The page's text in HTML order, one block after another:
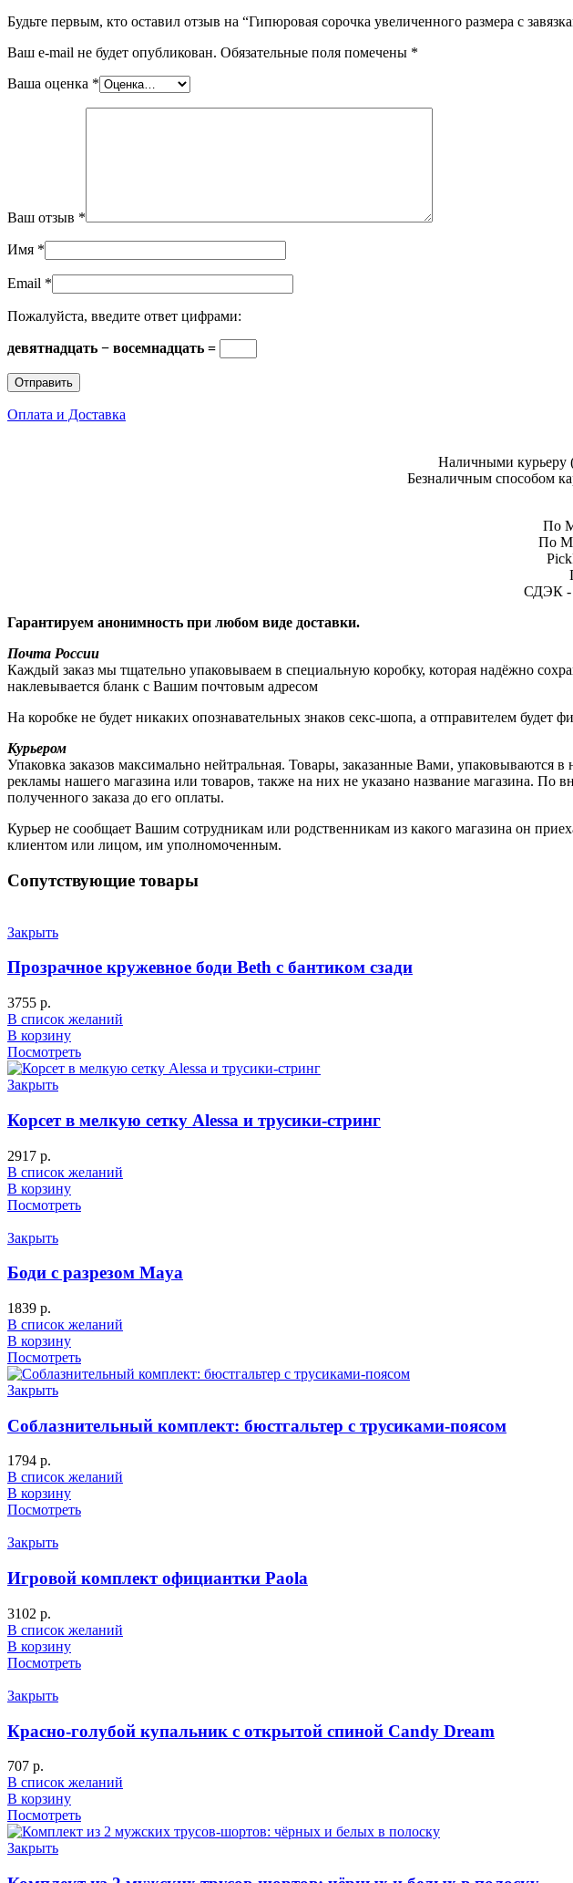
Будьте первым, кто оставил отзыв на “Гипюровая сорочка увеличенного размера с
Ваш e-mail не будет опубликован. Обязательные поля помечены *
Ваша оценка *
Ваш отзыв *
Имя *
Email *
Пожалуйста, введите ответ цифрами:
девятнадцать − восемнадцать =
Оплата и Доставка
Наличными курьеру
Безналичным способом
По
По
СДЭК -
Гарантируем анонимность при любом виде доставки.
Почта России
Каждый заказ мы тщательно упаковываем в специальную коробку, которая надёжно
наклевывается бланк с Вашим почтовым адресом
На коробке не будет никаких опознавательных знаков секс-шопа, а отправителем будет
Курьером
Упаковка заказов максимально нейтральная. Товары, заказанные Вами, упаковываются
рекламы нашего магазина или товаров, также на них не указано название магазина.
полученного заказа до его оплаты.
Курьер не сообщает Вашим сотрудникам или родственникам из какого магазина он
клиентом или лицом, им уполномоченным.
Сопутствующие товары
Закрыть
Прозрачное кружевное боди Beth с бантиком сзади
3755 р.
В список желаний
В корзину
Посмотреть
Закрыть
Корсет в мелкую сетку Alessa и трусики-стринг
2917 р.
В список желаний
В корзину
Посмотреть
Закрыть
Боди с разрезом Maya
1839 р.
В список желаний
В корзину
Посмотреть
Закрыть
Соблазнительный комплект: бюстгальтер с трусиками-поясом
1794 р.
В список желаний
В корзину
Посмотреть
Закрыть
Игровой комплект официантки Paola
3102 р.
В список желаний
В корзину
Посмотреть
Закрыть
Красно-голубой купальник с открытой спиной Candy Dream
707 р.
В список желаний
В корзину
Посмотреть
Закрыть